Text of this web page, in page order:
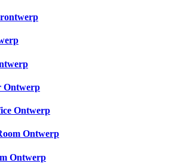
Ontwerp
Ontwerp
Ontwerp
Ontwerp